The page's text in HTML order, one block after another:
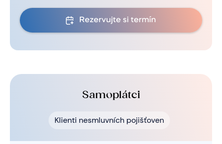
Rezervujte si termín
Samoplátci
Klienti nesmluvních pojišťoven